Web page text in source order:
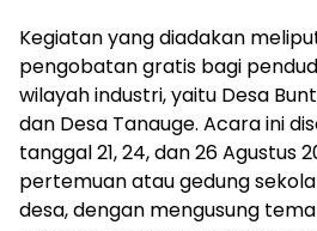
Kegiatan yang diadakan
pengobatan gratis bagi
wilayah industri, yaitu Desa
dan Desa Tanauge. Acara ini
tanggal 21, 24, dan 26 Agustus
pertemuan atau gedung
desa, dengan mengusung